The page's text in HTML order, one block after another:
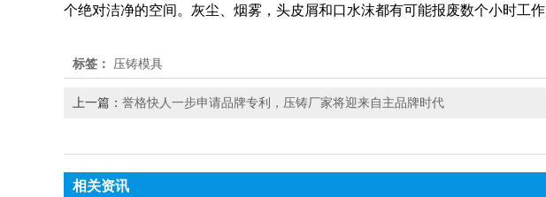
个绝对洁净的空间。灰尘、烟雾，头皮屑和口水沫都有可能报废数个小时工作
标签： 压铸模具
上一篇： 誉格快人一步申请品牌专利，压铸厂家将迎来自主品牌时代
相关资讯